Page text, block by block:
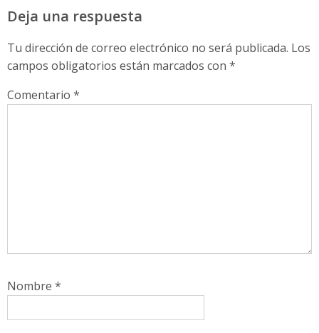
Deja una respuesta
Tu dirección de correo electrónico no será publicada. Los
campos obligatorios están marcados con *
Comentario *
Nombre *